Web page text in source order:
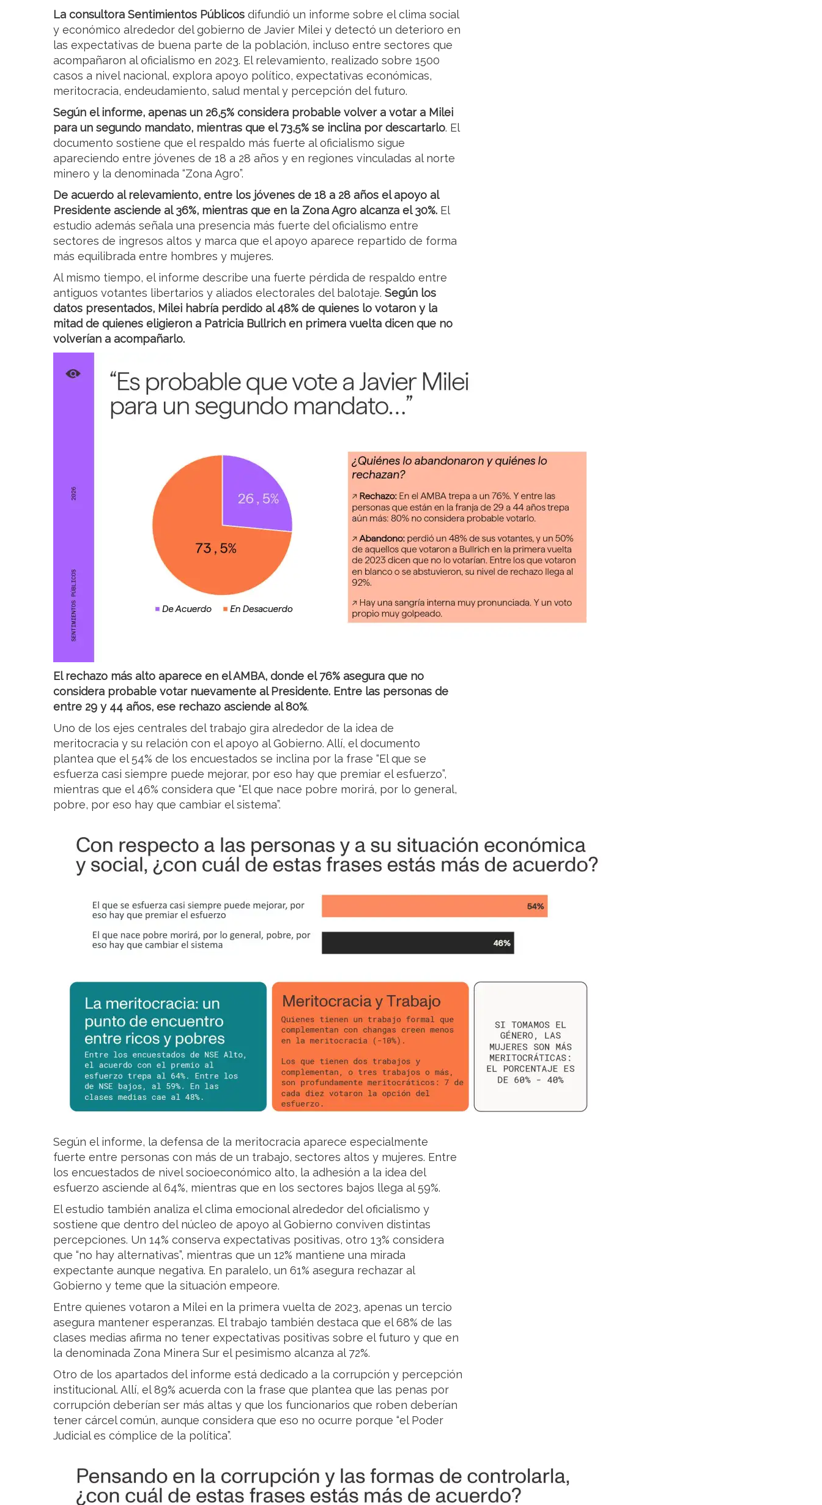
La consultora Sentimientos Públicos difundió un informe sobre el clima social
y económico alrededor del gobierno de Javier Milei y detectó un deterioro en
las expectativas de buena parte de la población, incluso entre sectores que
acompañaron al oficialismo en 2023. El relevamiento, realizado sobre 1500
casos a nivel nacional, explora apoyo político, expectativas económicas,
meritocracia, endeudamiento, salud mental y percepción del futuro.
Según el informe, apenas un 26,5% considera probable volver a votar a Milei
para un segundo mandato, mientras que el 73,5% se inclina por descartarlo. El
documento sostiene que el respaldo más fuerte al oficialismo sigue
apareciendo entre jóvenes de 18 a 28 años y en regiones vinculadas al norte
minero y la denominada “Zona Agro”.
De acuerdo al relevamiento, entre los jóvenes de 18 a 28 años el apoyo al
Presidente asciende al 36%, mientras que en la Zona Agro alcanza el 30%. El
estudio además señala una presencia más fuerte del oficialismo entre
sectores de ingresos altos y marca que el apoyo aparece repartido de forma
más equilibrada entre hombres y mujeres.
Al mismo tiempo, el informe describe una fuerte pérdida de respaldo entre
antiguos votantes libertarios y aliados electorales del balotaje. Según los
datos presentados, Milei habría perdido al 48% de quienes lo votaron y la
mitad de quienes eligieron a Patricia Bullrich en primera vuelta dicen que no
volverían a acompañarlo.
El rechazo más alto aparece en el AMBA, donde el 76% asegura que no
considera probable votar nuevamente al Presidente. Entre las personas de
entre 29 y 44 años, ese rechazo asciende al 80%.
Uno de los ejes centrales del trabajo gira alrededor de la idea de
meritocracia y su relación con el apoyo al Gobierno. Allí, el documento
plantea que el 54% de los encuestados se inclina por la frase “El que se
esfuerza casi siempre puede mejorar, por eso hay que premiar el esfuerzo”,
mientras que el 46% considera que “El que nace pobre morirá, por lo general,
pobre, por eso hay que cambiar el sistema”.
Según el informe, la defensa de la meritocracia aparece especialmente
fuerte entre personas con más de un trabajo, sectores altos y mujeres. Entre
los encuestados de nivel socioeconómico alto, la adhesión a la idea del
esfuerzo asciende al 64%, mientras que en los sectores bajos llega al 59%.
El estudio también analiza el clima emocional alrededor del oficialismo y
sostiene que dentro del núcleo de apoyo al Gobierno conviven distintas
percepciones. Un 14% conserva expectativas positivas, otro 13% considera
que “no hay alternativas”, mientras que un 12% mantiene una mirada
expectante aunque negativa. En paralelo, un 61% asegura rechazar al
Gobierno y teme que la situación empeore.
Entre quienes votaron a Milei en la primera vuelta de 2023, apenas un tercio
asegura mantener esperanzas. El trabajo también destaca que el 68% de las
clases medias afirma no tener expectativas positivas sobre el futuro y que en
la denominada Zona Minera Sur el pesimismo alcanza al 72%.
Otro de los apartados del informe está dedicado a la corrupción y percepción
institucional. Allí, el 89% acuerda con la frase que plantea que las penas por
corrupción deberían ser más altas y que los funcionarios que roben deberían
tener cárcel común, aunque considera que eso no ocurre porque “el Poder
Judicial es cómplice de la política”.